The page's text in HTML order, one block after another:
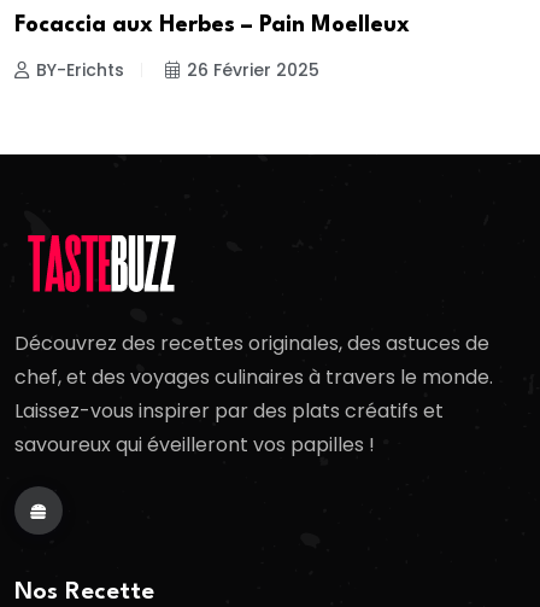
Focaccia aux Herbes – Pain Moelleux
BY-Erichts 26 Février 2025
Découvrez des recettes originales, des astuces de
chef, et des voyages culinaires à travers le monde.
Laissez-vous inspirer par des plats créatifs et
savoureux qui éveilleront vos papilles !
Nos Recette